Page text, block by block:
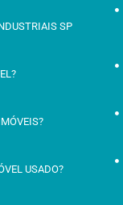
SP
USADO?